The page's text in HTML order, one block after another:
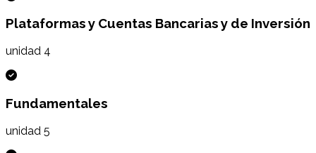
Plataformas y Cuentas Bancarias y de Inversión
unidad 4
Fundamentales
unidad 5